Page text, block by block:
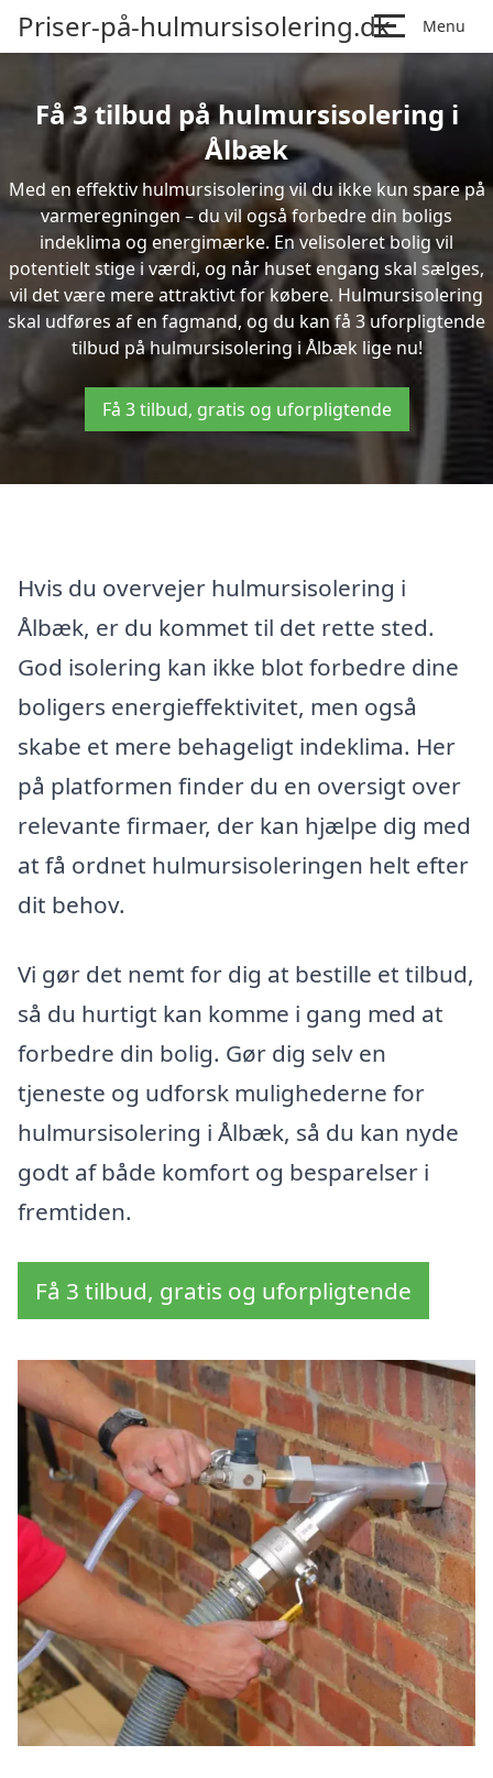
Priser-på-hulmursisolering.dk Menu
Få 3 tilbud på hulmursisolering i
Ålbæk
Med en effektiv hulmursisolering vil du ikke kun spare på
varmeregningen – du vil også forbedre din boligs
indeklima og energimærke. En velisoleret bolig vil
potentielt stige i værdi, og når huset engang skal sælges,
vil det være mere attraktivt for købere. Hulmursisolering
skal udføres af en fagmand, og du kan få 3 uforpligtende
tilbud på hulmursisolering i Ålbæk lige nu!
Få 3 tilbud, gratis og uforpligtende
Hvis du overvejer hulmursisolering i
Ålbæk, er du kommet til det rette sted.
God isolering kan ikke blot forbedre dine
boligers energieffektivitet, men også
skabe et mere behageligt indeklima. Her
på platformen finder du en oversigt over
relevante firmaer, der kan hjælpe dig med
at få ordnet hulmursisoleringen helt efter
dit behov.
Vi gør det nemt for dig at bestille et tilbud,
så du hurtigt kan komme i gang med at
forbedre din bolig. Gør dig selv en
tjeneste og udforsk mulighederne for
hulmursisolering i Ålbæk, så du kan nyde
godt af både komfort og besparelser i
fremtiden.
Få 3 tilbud, gratis og uforpligtende